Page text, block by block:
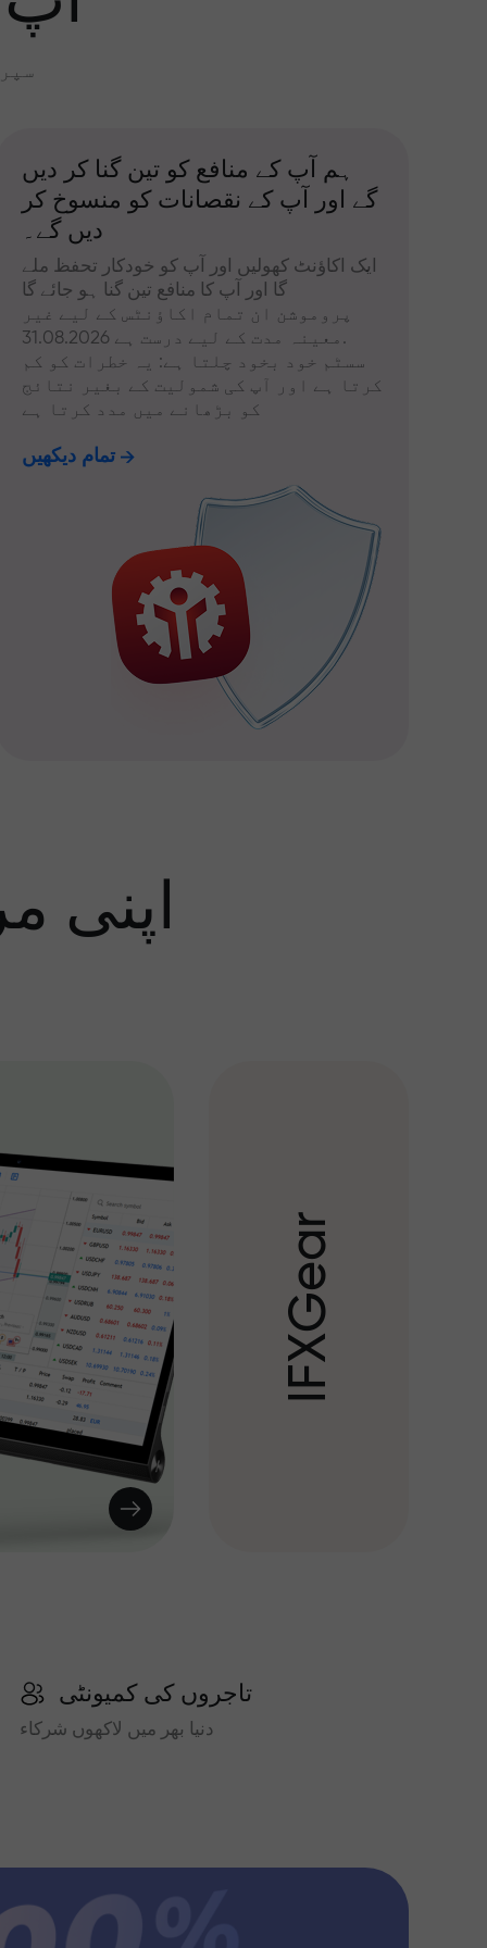
ہم آپ کے منافع کو تین گنا کر دیں
گے اور آپ کے نقصانات کو منسوخ کر
دیں گے۔
ایک اکاؤنٹ کھولیں اور آپ کو خودکار تحفظ ملے
گا اور آپ کا منافع تین گنا ہو جائے گا
پروموشن ان تمام اکاؤنٹس کے لیے غیر
معینہ مدت کے لیے درست ہے 31.08.2026.
سسٹم خود بخود چلتا ہے: یہ خطرات کو کم
کرتا ہے اور آپ کی شمولیت کے بغیر نتائج
کو بڑھانے میں مدد کرتا ہے
تمام دیکھیں
اپنی
I
F
X
G
e
a
r
تاجروں کی کمیونٹی
دنیا بھر میں لاکھوں شرکاء